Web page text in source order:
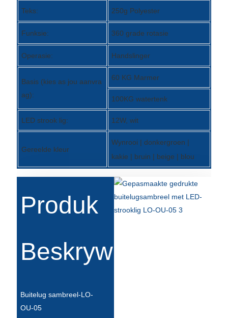
Cymraeg
پښتو
Ελληνικά
Slovenčina
Точики
Shqip
Қазақ Тілі
Bosanski
Teks: 250g Polyester
Funksie: 360 grade rotasie
Operasie: Handslinger
Basis (kies as jou aanvra
ag):
60 KG Marmer
100KG watertenk
LED strook lig: 12W, wit
Gereelde kleur
Wynrooi | donkergroen |
kakie | bruin | beige | blou
Produk
Beskrywing
Buitelug sambreel-LO-
OU-05